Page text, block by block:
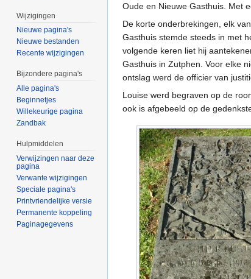
Oude en Nieuwe Gasthuis. Met
De korte onderbrekingen, elk
Gasthuis stemde steeds in met
volgende keren liet hij
Gasthuis in Zutphen. Voor elke
ontslag werd de officier van
Louise werd begraven op de
ook is afgebeeld op de
Wijzigingen
Nieuwe pagina's
Nieuwe bestanden
Recente wijzigingen
Bijzondere pagina's
Alle pagina's
Beginnetjes
Willekeurige pagina
Zandbak
Hulpmiddelen
Verwijzingen naar deze
pagina
Verwante wijzigingen
Speciale pagina's
Printvriendelijke versie
Permanente koppeling
Paginagegevens